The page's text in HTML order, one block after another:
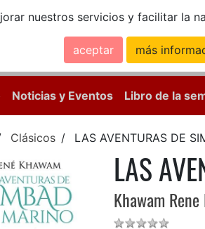
nuestros servicios y facilitar la
aceptar más
Noticias y Eventos Libro de la
Clásicos LAS AVENTURAS DE
LAS
Khawam Rene